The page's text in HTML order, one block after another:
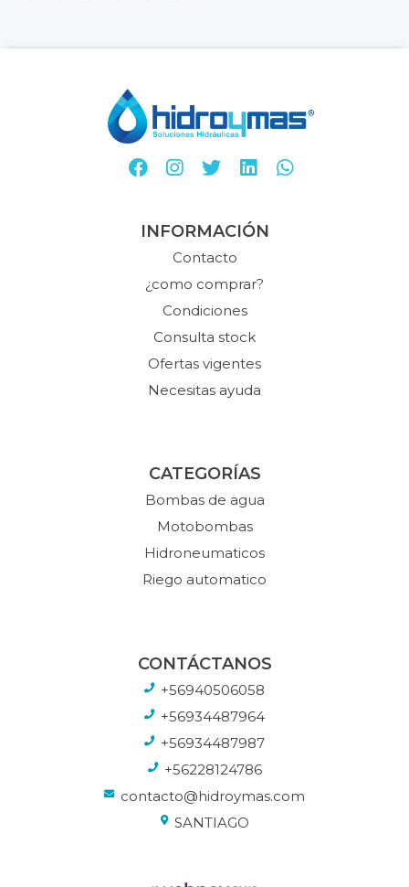
INFORMACIÓN
Contacto
¿como comprar?
Condiciones
Consulta stock
Ofertas vigentes
Necesitas ayuda
CATEGORÍAS
Bombas de agua
Motobombas
Hidroneumaticos
Riego automatico
CONTÁCTANOS
+56940506058
+56934487964
+56934487987
+56228124786
contacto@hidroymas.com
SANTIAGO